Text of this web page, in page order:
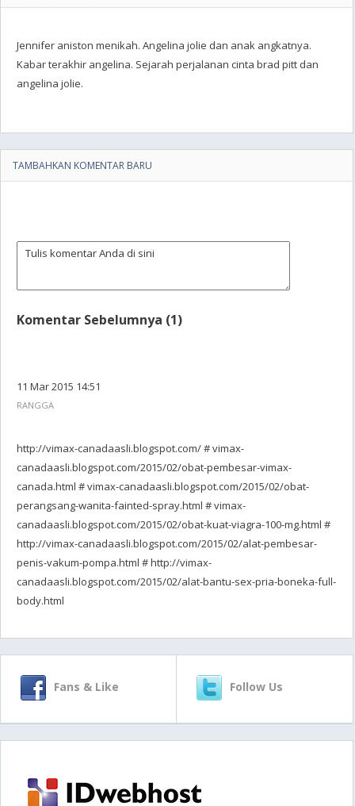
Jennifer aniston menikah. Angelina jolie dan anak angkatnya.
Kabar terakhir angelina. Sejarah perjalanan cinta brad pitt dan
angelina jolie.
TAMBAHKAN KOMENTAR BARU
Komentar Sebelumnya (1)
11 Mar 2015 14:51
RANGGA
http://vimax-canadaasli.blogspot.com/ # vimax-
canadaasli.blogspot.com/2015/02/obat-pembesar-vimax-
canada.html # vimax-canadaasli.blogspot.com/2015/02/obat-
perangsang-wanita-fainted-spray.html # vimax-
canadaasli.blogspot.com/2015/02/obat-kuat-viagra-100-mg.html #
http://vimax-canadaasli.blogspot.com/2015/02/alat-pembesar-
penis-vakum-pompa.html # http://vimax-
canadaasli.blogspot.com/2015/02/alat-bantu-sex-pria-boneka-full-
body.html
Fans & Like Follow Us